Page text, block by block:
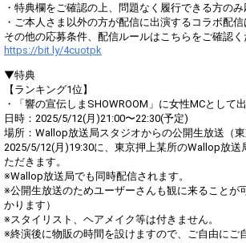
・特典欄をご確認の上、問題なく履行できる方のみ
・ご本人さま以外の方が配信に出演するコラボ配信
その他の応募条件、配信ルールはこちらをご確認く
https://bit.ly/4cuotpk
▼特典
【ランキング1位】
・「響の宣伝しまSHOWROOM」に女性MCとして
日時：2025/5/12(月)21:00〜22:30(予定)
場所：Wallop放送局スタジオからの公開生放送（東
2025/5/12(月)19:30に、東京押上某所のWallop放送
ただきます。
※Wallop放送局でも同時配信されます。
※公開生放送のためユーザーさんも観に来ることが
かります）
※スタイリスト、ヘアメイク等は付きません。
※終演後に物販の時間を設けますので、ご自由にご